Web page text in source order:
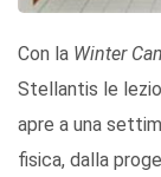
Con la Winter
Stellantis le
apre a una
fisica, dalla